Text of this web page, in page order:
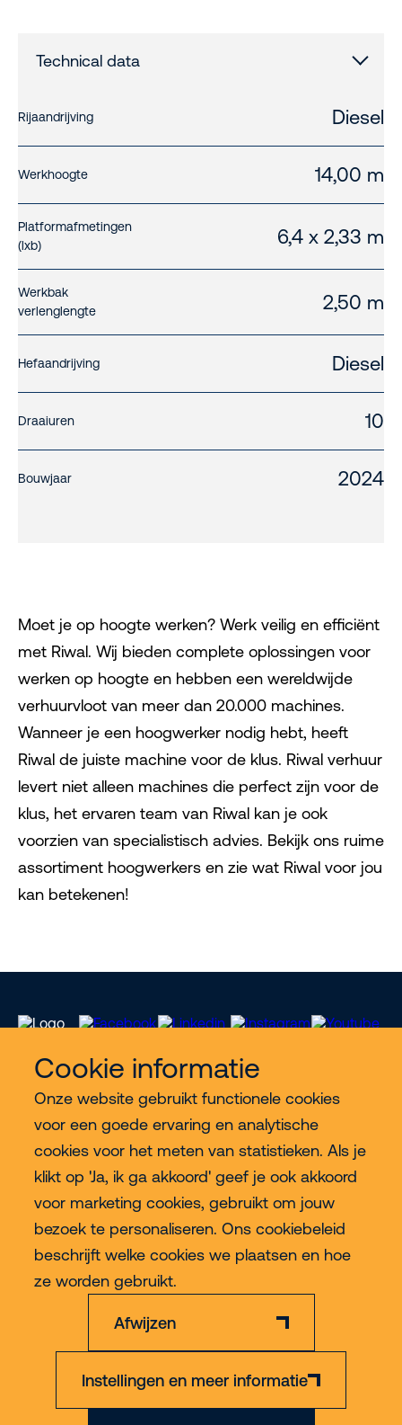
Cookie informatie
Onze website gebruikt functionele cookies
voor een goede ervaring en analytische
cookies voor het meten van statistieken. Als je
klikt op 'Ja, ik ga akkoord' geef je ook akkoord
voor marketing cookies, gebruikt om jouw
bezoek te personaliseren. Ons cookiebeleid
beschrijft welke cookies we plaatsen en hoe
ze worden gebruikt.
Afwijzen
Instellingen en meer informatie
Technical data
Rijaandrijving Diesel
Werkhoogte 14,00 m
Platformafmetingen
(lxb)
6,4 x 2,33 m
Werkbak
verlenglengte
2,50 m
Hefaandrijving Diesel
Draaiuren 10
Bouwjaar 2024
Moet je op hoogte werken? Werk veilig en efficiënt
met Riwal. Wij bieden complete oplossingen voor
werken op hoogte en hebben een wereldwijde
verhuurvloot van meer dan 20.000 machines.
Wanneer je een hoogwerker nodig hebt, heeft
Riwal de juiste machine voor de klus. Riwal verhuur
levert niet alleen machines die perfect zijn voor de
klus, het ervaren team van Riwal kan je ook
voorzien van specialistisch advies. Bekijk ons ruime
assortiment hoogwerkers en zie wat Riwal voor jou
kan betekenen!
Meer Riwal
Industries
Contact
Meer